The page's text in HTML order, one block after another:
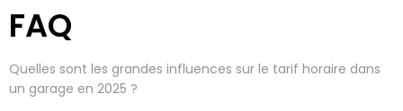
FAQ
Quelles sont les grandes influences sur le tarif horaire dans
un garage en 2025 ?